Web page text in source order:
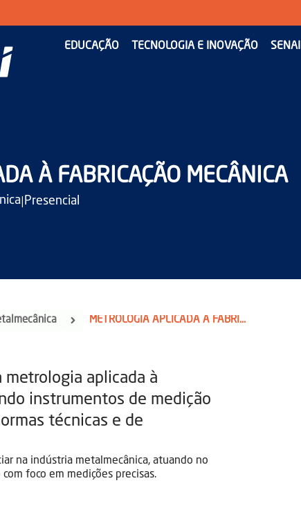
EDUCAÇÃO TECNOLOGIA E INOVAÇÃO SENAI
À FABRICAÇÃO MECÂNICA
| Presencial
METROLOGIA APLICADA À FABRICAÇÃO MECÂNICA
aplicada à
instrumentos de medição
técnicas e de
na indústria metalmecânica, atuando no
foco em medições precisas.